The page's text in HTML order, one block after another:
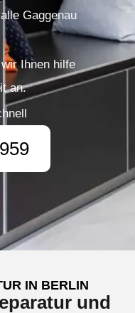
Gaggenau
Ihnen hilfe
an.
IN BERLIN
und